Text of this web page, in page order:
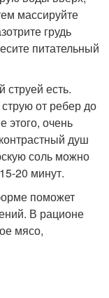
массируйте
грудь
питательный
есть.
от ребер до
этого, очень
душ
соль можно
20 минут.
поможет
В рационе
мясо,